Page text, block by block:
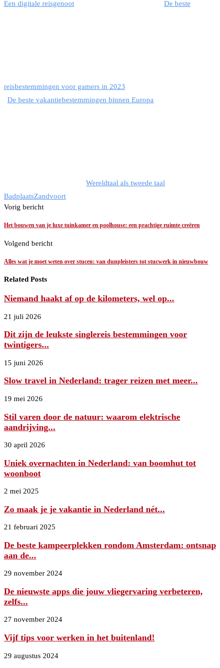
Een digitale reisgenoot De beste
reisbestemmingen voor gamers in 2023
De beste vakantiebestemmingen binnen Europa
Wereldtaal als tweede taal
BadplaatsZandvoort
Vorig bericht
Het bouwen van je luxe tuinkamer en poolhouse: een prachtige ruimte creëren
Volgend bericht
Alles wat je moet weten over stucen: van dunpleisters tot stucwerk in nieuwbouw
Related Posts
Niemand haakt af op de kilometers, wel op...
21 juli 2026
Dit zijn de leukste singlereis bestemmingen voor
twintigers...
15 juni 2026
Slow travel in Nederland: trager reizen met meer...
19 mei 2026
Stil varen door de natuur: waarom elektrische
aandrijving...
30 april 2026
Uniek overnachten in Nederland: van boomhut tot
woonboot
2 mei 2025
Zo maak je je vakantie in Nederland nét...
21 februari 2025
De beste kampeerplekken rondom Amsterdam: ontsnap
aan de...
29 november 2024
De nieuwste apps die jouw vliegervaring verbeteren,
zelfs...
27 november 2024
Vijf tips voor werken in het buitenland!
29 augustus 2024